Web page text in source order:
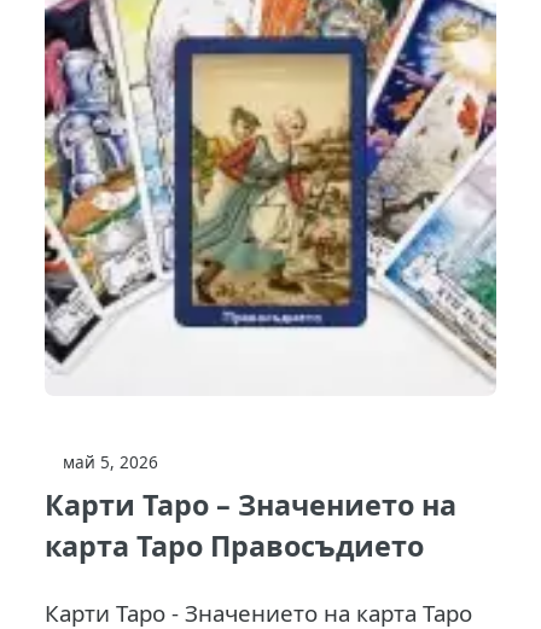
май 5, 2026
Карти Таро – Значението на
карта Таро Правосъдието
Карти Таро - Значението на карта Таро